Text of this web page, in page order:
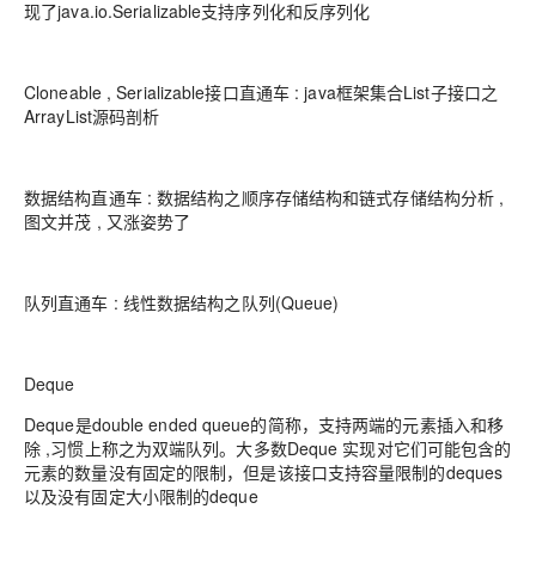
现了java.io.Serializable支持序列化和反序列化
Cloneable , Serializable接口直通车 : java框架集合List子接口之
ArrayList源码剖析
数据结构直通车 : 数据结构之顺序存储结构和链式存储结构分析 ,
图文并茂 , 又涨姿势了
队列直通车 : 线性数据结构之队列(Queue)
Deque
Deque是double ended queue的简称，支持两端的元素插入和移
除 ,习惯上称之为双端队列。大多数Deque 实现对它们可能包含的
元素的数量没有固定的限制，但是该接口支持容量限制的deques
以及没有固定大小限制的deque